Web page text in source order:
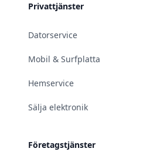
Privattjänster
Datorservice
Mobil & Surfplatta
Hemservice
Sälja elektronik
Företagstjänster